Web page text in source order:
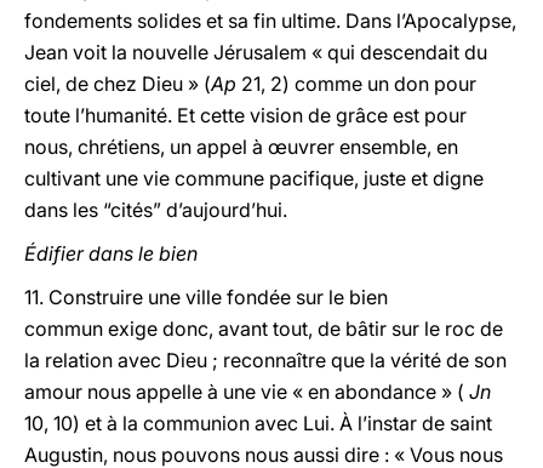
fondements solides et sa fin ultime. Dans l’Apocalypse,
Jean voit la nouvelle Jérusalem « qui descendait du
ciel, de chez Dieu » (Ap 21, 2) comme un don pour
toute l’humanité. Et cette vision de grâce est pour
nous, chrétiens, un appel à œuvrer ensemble, en
cultivant une vie commune pacifique, juste et digne
dans les “cités” d’aujourd’hui.
Édifier dans le bien
11. Construire une ville fondée sur le bien
commun exige donc, avant tout, de bâtir sur le roc de
la relation avec Dieu ; reconnaître que la vérité de son
amour nous appelle à une vie « en abondance » ( Jn
10, 10) et à la communion avec Lui. À l’instar de saint
Augustin, nous pouvons nous aussi dire : « Vous nous